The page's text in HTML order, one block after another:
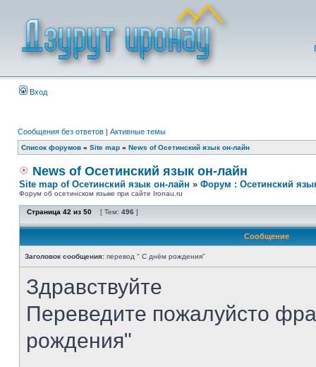
Вход
Сообщения без ответов | Активные темы
Список форумов » Site map » News of Осетинский язык он-лайн
News of Осетинский язык он-лайн
Site map of Осетинский язык он-лайн » Форум : Осетинский
Форум об осетинском языке при сайте Ironau.ru
Страница 42 из 50 [ Тем: 496 ]
Сообщение
Заголовок сообщения: перевод " С днём рождения"
Здравствуйте
Переведите пожалуйсто
рождения"